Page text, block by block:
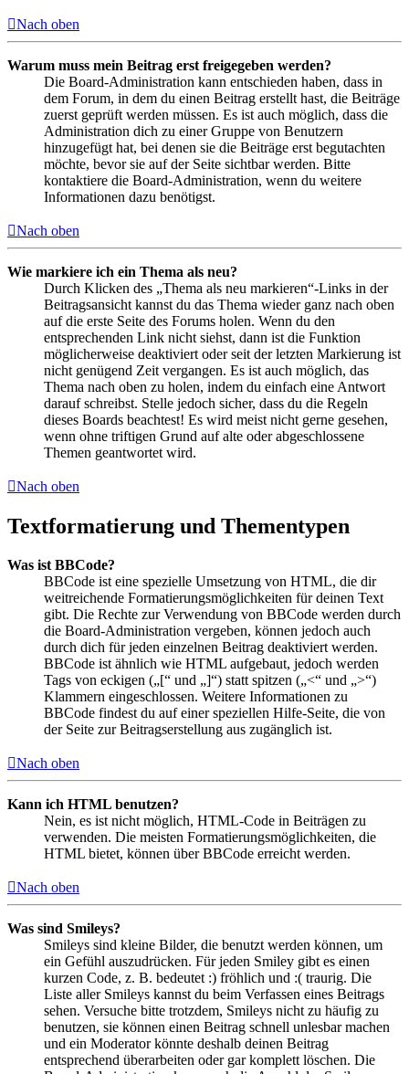
Nach oben
Warum muss mein Beitrag erst freigegeben werden?
Die Board-Administration kann entschieden haben, dass in
dem Forum, in dem du einen Beitrag erstellt hast, die Beiträge
zuerst geprüft werden müssen. Es ist auch möglich, dass die
Administration dich zu einer Gruppe von Benutzern
hinzugefügt hat, bei denen sie die Beiträge erst begutachten
möchte, bevor sie auf der Seite sichtbar werden. Bitte
kontaktiere die Board-Administration, wenn du weitere
Informationen dazu benötigst.
Nach oben
Wie markiere ich ein Thema als neu?
Durch Klicken des „Thema als neu markieren“-Links in der
Beitragsansicht kannst du das Thema wieder ganz nach oben
auf die erste Seite des Forums holen. Wenn du den
entsprechenden Link nicht siehst, dann ist die Funktion
möglicherweise deaktiviert oder seit der letzten Markierung ist
nicht genügend Zeit vergangen. Es ist auch möglich, das
Thema nach oben zu holen, indem du einfach eine Antwort
darauf schreibst. Stelle jedoch sicher, dass du die Regeln
dieses Boards beachtest! Es wird meist nicht gerne gesehen,
wenn ohne triftigen Grund auf alte oder abgeschlossene
Themen geantwortet wird.
Nach oben
Textformatierung und Thementypen
Was ist BBCode?
BBCode ist eine spezielle Umsetzung von HTML, die dir
weitreichende Formatierungsmöglichkeiten für deinen Text
gibt. Die Rechte zur Verwendung von BBCode werden durch
die Board-Administration vergeben, können jedoch auch
durch dich für jeden einzelnen Beitrag deaktiviert werden.
BBCode ist ähnlich wie HTML aufgebaut, jedoch werden
Tags von eckigen („[“ und „]“) statt spitzen („<“ und „>“)
Klammern eingeschlossen. Weitere Informationen zu
BBCode findest du auf einer speziellen Hilfe-Seite, die von
der Seite zur Beitragserstellung aus zugänglich ist.
Nach oben
Kann ich HTML benutzen?
Nein, es ist nicht möglich, HTML-Code in Beiträgen zu
verwenden. Die meisten Formatierungsmöglichkeiten, die
HTML bietet, können über BBCode erreicht werden.
Nach oben
Was sind Smileys?
Smileys sind kleine Bilder, die benutzt werden können, um
ein Gefühl auszudrücken. Für jeden Smiley gibt es einen
kurzen Code, z. B. bedeutet :) fröhlich und :( traurig. Die
Liste aller Smileys kannst du beim Verfassen eines Beitrags
sehen. Versuche bitte trotzdem, Smileys nicht zu häufig zu
benutzen, sie können einen Beitrag schnell unlesbar machen
und ein Moderator könnte deshalb deinen Beitrag
entsprechend überarbeiten oder gar komplett löschen. Die